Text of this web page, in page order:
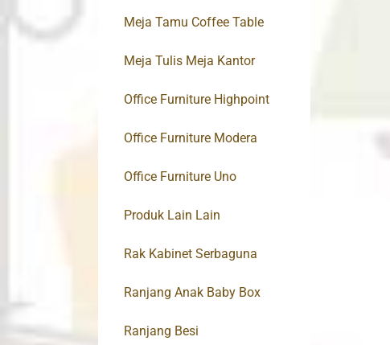
Meja Tamu Coffee Table
Meja Tulis Meja Kantor
Office Furniture Highpoint
Office Furniture Modera
Office Furniture Uno
Produk Lain Lain
Rak Kabinet Serbaguna
Ranjang Anak Baby Box
Ranjang Besi